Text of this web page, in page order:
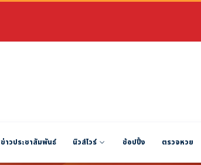
ข่าวประชาสัมพันธ์ นิวส์ไวร์ ช้อปปิ้ง ตรวจหวย